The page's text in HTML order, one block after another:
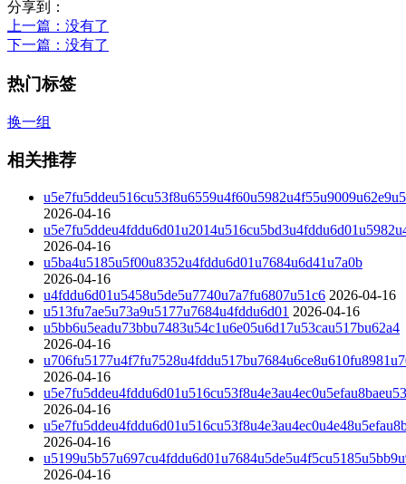
分享到：
上一篇 ：没有了
下一篇 ：没有了
热门标签
换一组
相关推荐
2026-04-16
2026-04-16
u5ba4u5185u5f00u8352u4fddu6d01u7684u6d41u7a0b
2026-04-16
u4fddu6d01u5458u5de5u7740u7a7fu6807u51c6 2026-04-16
u513fu7ae5u73a9u5177u7684u4fddu6d01 2026-04-16
u5bb6u5eadu73bbu7483u54c1u6e05u6d17u53cau517bu62a4
2026-04-16
2026-04-16
2026-04-16
2026-04-16
2026-04-16